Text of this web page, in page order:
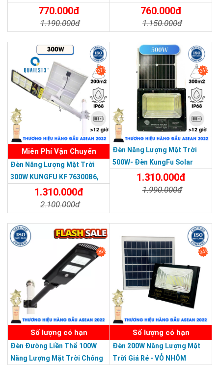
Tấm pin mặt trời loại A+
Thế hệ mới, hiệu quả hấp thu cao. Tuổi thọ lên đến 25 năm
Tấm Pin Mặt Trời loại A+, đường cong IV hoàn chỉnh. Hiệu suất
chuyển đổi năng lượng trên 19.5%.
Tấm pin năng lượng mặt trời sử dụng chip đặc biệt phù hợp
THƯƠNG HIỆU HÀNG ĐẦU ASEAN 2022
SẢN PHẨM DỊCH VỤ CHẤT LƯỢNG ASEAN 2019
Nhôm Đúc770.000đ
1.190.000đ
760.000đ
1.150.000đ
37%
Miễn Phí Vận Chuyển
Đèn Năng Lượng Mặt Trời
300W KUNGFU KF 76300B6,
IP68, Bảng Giá 2026
1.310.000đ
2.100.000đ
34%
Đèn Năng Lượng Mặt Trời
500W- Đèn KungFu Solar
Năng Lượng Mặt Trời 500W,IP
67 Loại Lớn
1.310.000đ
1.990.000đ
26%
Số lượng có hạn
Đèn Đường Liền Thể 100W
Năng Lượng Mặt Trời Chống
34%
Số lượng có hạn
Đèn 200W Năng Lượng Mặt
Trời Giá Rẻ - VỎ NHÔM